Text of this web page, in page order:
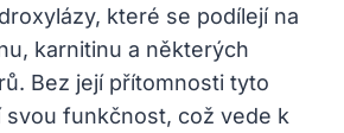
které se podílejí na
karnitinu a některých
Bez její přítomnosti tyto
svou funkčnost, což vede k